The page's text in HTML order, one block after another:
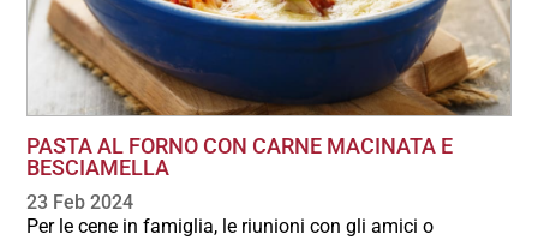
PASTA AL FORNO CON CARNE MACINATA E
BESCIAMELLA
23 Feb 2024
Per le cene in famiglia, le riunioni con gli amici o